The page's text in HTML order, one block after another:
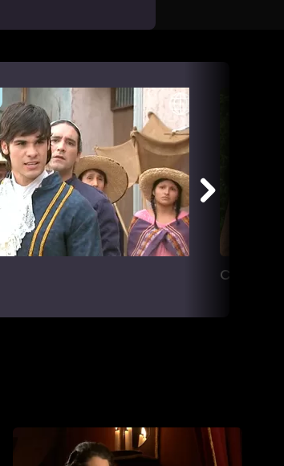
Cap 63